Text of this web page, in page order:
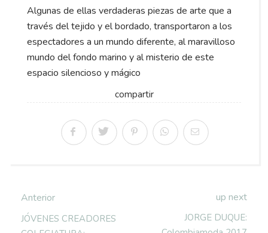
Algunas de ellas verdaderas piezas de arte que a
través del tejido y el bordado, transportaron a los
espectadores a un mundo diferente, al maravilloso
mundo del fondo marino y al misterio de este
espacio silencioso y mágico
compartir
Anterior
JÓVENES CREADORES
up next
JORGE DUQUE: